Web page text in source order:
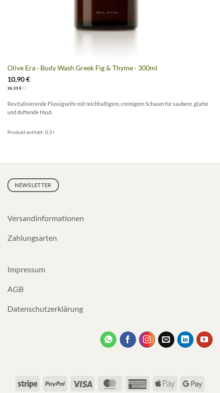
Olive Era · Body Wash Greek Fig & Thyme · 300ml
10,90€
36,33 €/ l
Revitalisierende Flüssigseife mit reichhaltigem, cremigem Schaum für saubere, glatte
und duftende Haut.
Produkt enthält: 0,3l
NEWSLETTER
Versandinformationen
Zahlungsarten
Impressum
AGB
Datenschutzerklärung
Stripe PayPal Visa MasterCardAmericanApple